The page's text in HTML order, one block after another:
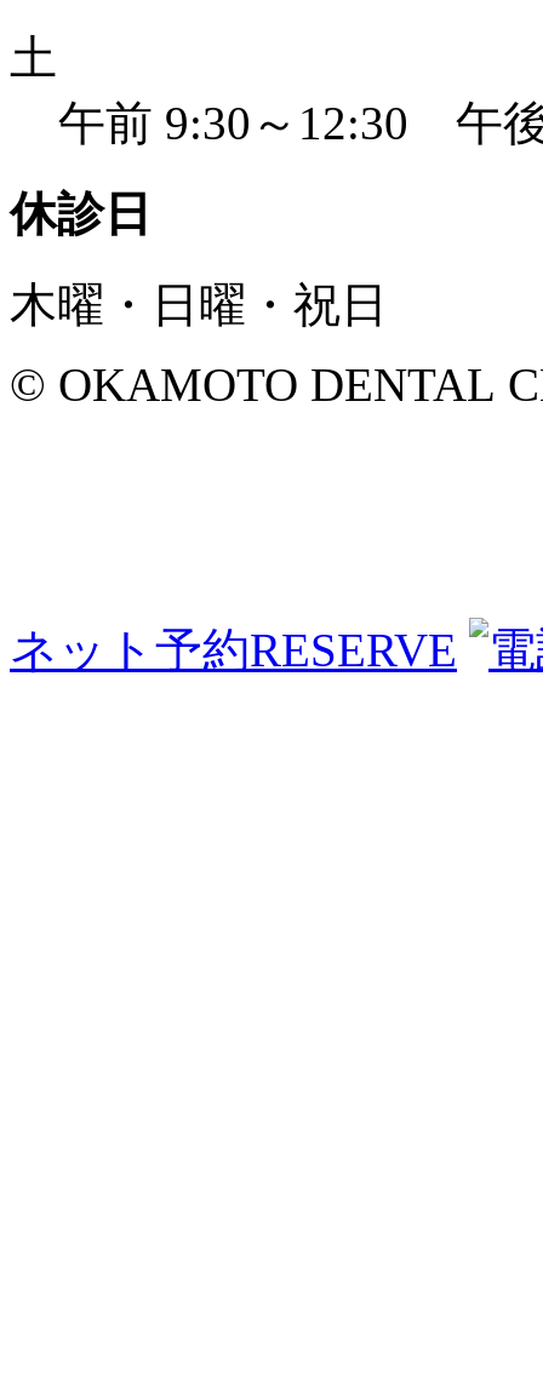
土
午前 9:30～12:30 午
休診日
木曜・日曜・祝日
© OKAMOTO DENTAL
ネット予約RESERVE